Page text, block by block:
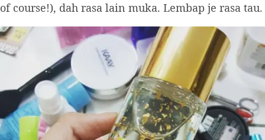
of course!), dah rasa lain muka. Lembap je rasa tau.